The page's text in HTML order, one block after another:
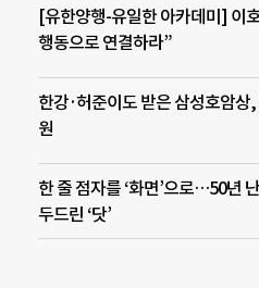
[유한양행-유일한 아카데미] 이
행동으로 연결하라”
한강·허준이도 받은 삼성호암상
원
한 줄 점자를 ‘화면’으로…50년
두드린 ‘닷’